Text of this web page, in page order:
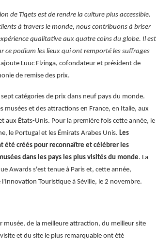
de Tiqets est de rendre la culture plus accessible.
à travers le monde, nous contribuons à briser
qualitative aux quatre coins du globe. Il est
ce podium les lieux qui ont remporté les suffrages
Luuc Elzinga, cofondateur et président de
de remise des prix.
catégories de prix dans neuf pays du monde.
musées et des attractions en France, en Italie, aux
aux États-Unis. Pour la première fois cette année, le
le Portugal et les Émirats Arabes Unis. Les
été créés pour reconnaître et célébrer les
dans les pays les plus visités du monde. La
Awards s'est tenue à Paris et, cette année,
Touristique à Séville, le 2 novembre.
musée, de la meilleure attraction, du meilleur site
et du site le plus remarquable ont été